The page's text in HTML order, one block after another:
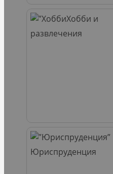
Хобби и
развлечения
Юриспруденция